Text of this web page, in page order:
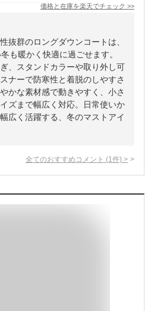
価格と在庫を楽天でチェック >>
抜群のロングダウンコートは、
も暖かく快適に過ごせます。
、スタンドカラーや取り外し可
ナーで防寒性と着脱のしやすさ
かな素材感で動きやすく、小さ
ズまで幅広く対応。日常使いか
広く活躍する、冬のマストアイ
全てのおすすめコメント (1 件) >